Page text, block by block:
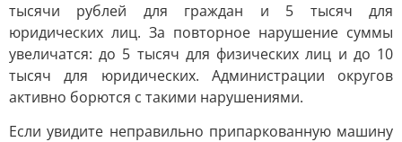
тысячи рублей для граждан и 5 тысяч для
юридических лиц. За повторное нарушение суммы
увеличатся: до 5 тысяч для физических лиц и до 10
тысяч для юридических. Администрации округов
активно борются с такими нарушениями.
Если увидите неправильно припаркованную машину